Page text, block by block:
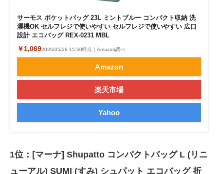
サーモス ポケットバッグ 23L ミントブルー コンパクト収納 洗
濯機OK セルフレジで使いやすい セルフレジで使いやすい 広口
設計 エコバッグ REX-0231 MBL
￥1,0692026/05/28 15:50時点｜Amazon調べ
Amazon
楽天市場
Yahoo
1位：[マーナ] Shupatto コンパクトバッグ L (リニ
ューアル) SUMI (すみ) シュパット エコバッグ 折